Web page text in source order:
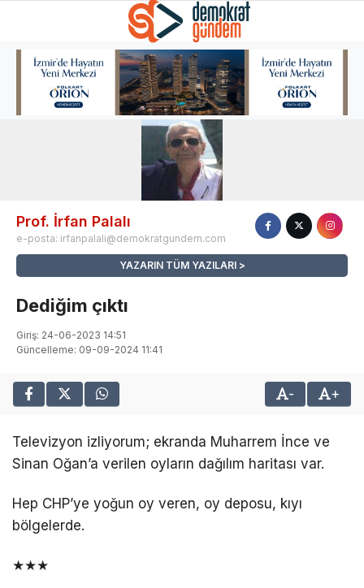
Prof. İrfan Palalı
e-posta: irfanpalali@demokratgundem.com
YAZARIN TÜM YAZILARI
Dediğim çıktı
Giriş: 24-06-2023 14:51
Güncelleme: 09-09-2024 11:41
- +
Televizyon izliyorum; ekranda Muharrem İnce ve
Sinan Oğan’a verilen oyların dağılım haritası var.
Hep CHP’ye yoğun oy veren, oy deposu, kıyı
bölgelerde.
★★★